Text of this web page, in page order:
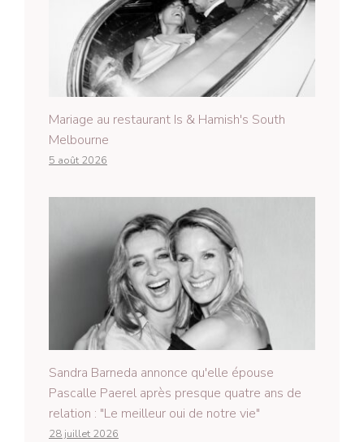
Mariage au restaurant Is & Hamish's South
Melbourne
5 août 2026
Sandra Barneda annonce qu'elle épouse
Pascalle Paerel après presque quatre ans de
relation : "Le meilleur oui de notre vie"
28 juillet 2026